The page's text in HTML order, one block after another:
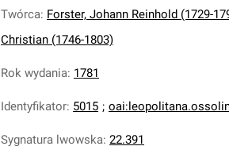
Twórca: Forster, Johann Reinhold (1729-
Christian (1746-1803)
Rok wydania: 1781
Identyfikator: 5015 ;
Sygnatura lwowska: 22.391